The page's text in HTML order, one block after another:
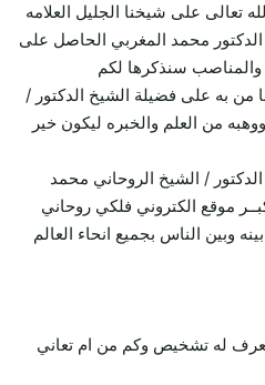
تعالى على شيخنا الجليل العلامه
الدكتور محمد المغربي الحاصل على
والمناصب سنذكرها لكم
من به على فضيلة الشيخ الدكتور /
من العلم والخبره ليكون خير
/ الشيخ الروحاني محمد
موقع الكتروني فلكي روحاني
وبين الناس بجميع انحاء العالم
له تشخيص وكم من ام تعاني